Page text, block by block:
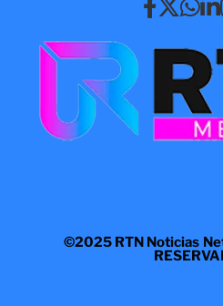
©2025 RTN Noticias